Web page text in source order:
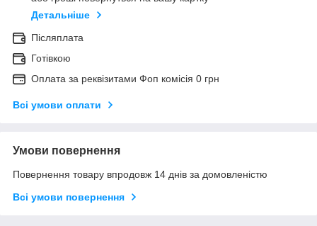
Детальніше
Післяплата
Готівкою
Оплата за реквізитами Фоп комісія 0 грн
Всі умови оплати
Умови повернення
Повернення товару впродовж 14 днів за домовленістю
Всі умови повернення